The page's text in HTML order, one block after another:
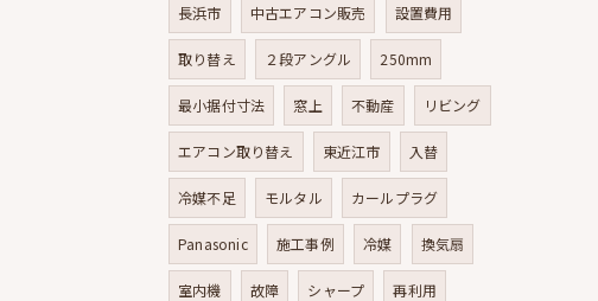
長浜市 中古エアコン販売 設置費用
取り替え ２段アングル 250mm
最小据付寸法 窓上 不動産 リビング
エアコン取り替え 東近江市 入替
冷媒不足 モルタル カールプラグ
Panasonic 施工事例 冷媒 換気扇
室内機 故障 シャープ 再利用